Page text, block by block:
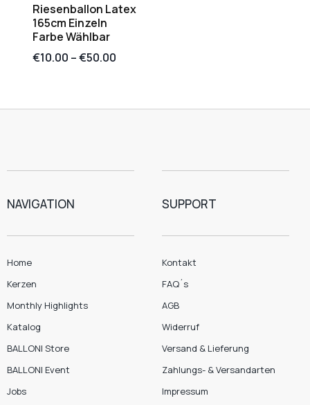
Riesenballon Latex
165cm Einzeln
Farbe Wählbar
€10.00 –€50.00
NAVIGATION
Home
Kerzen
Monthly Highlights
Katalog
BALLONI Store
BALLONI Event
Jobs
SUPPORT
Kontakt
FAQ´s
AGB
Widerruf
Versand & Lieferung
Zahlungs- & Versandarten
Impressum